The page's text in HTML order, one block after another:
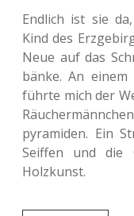
End­lich ist sie
Kind des
Neue auf das
bän­ke. An einem
führte mich der
py­ra­mi­den. Ein
Seif­fen und die
Holzkunst.